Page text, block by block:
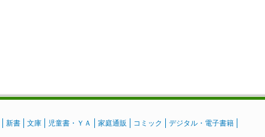
新書 文庫 児童書・ＹＡ 家庭通販 コミック デジタル・電子書籍